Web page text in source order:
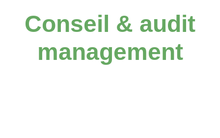
Conseil & audit
management